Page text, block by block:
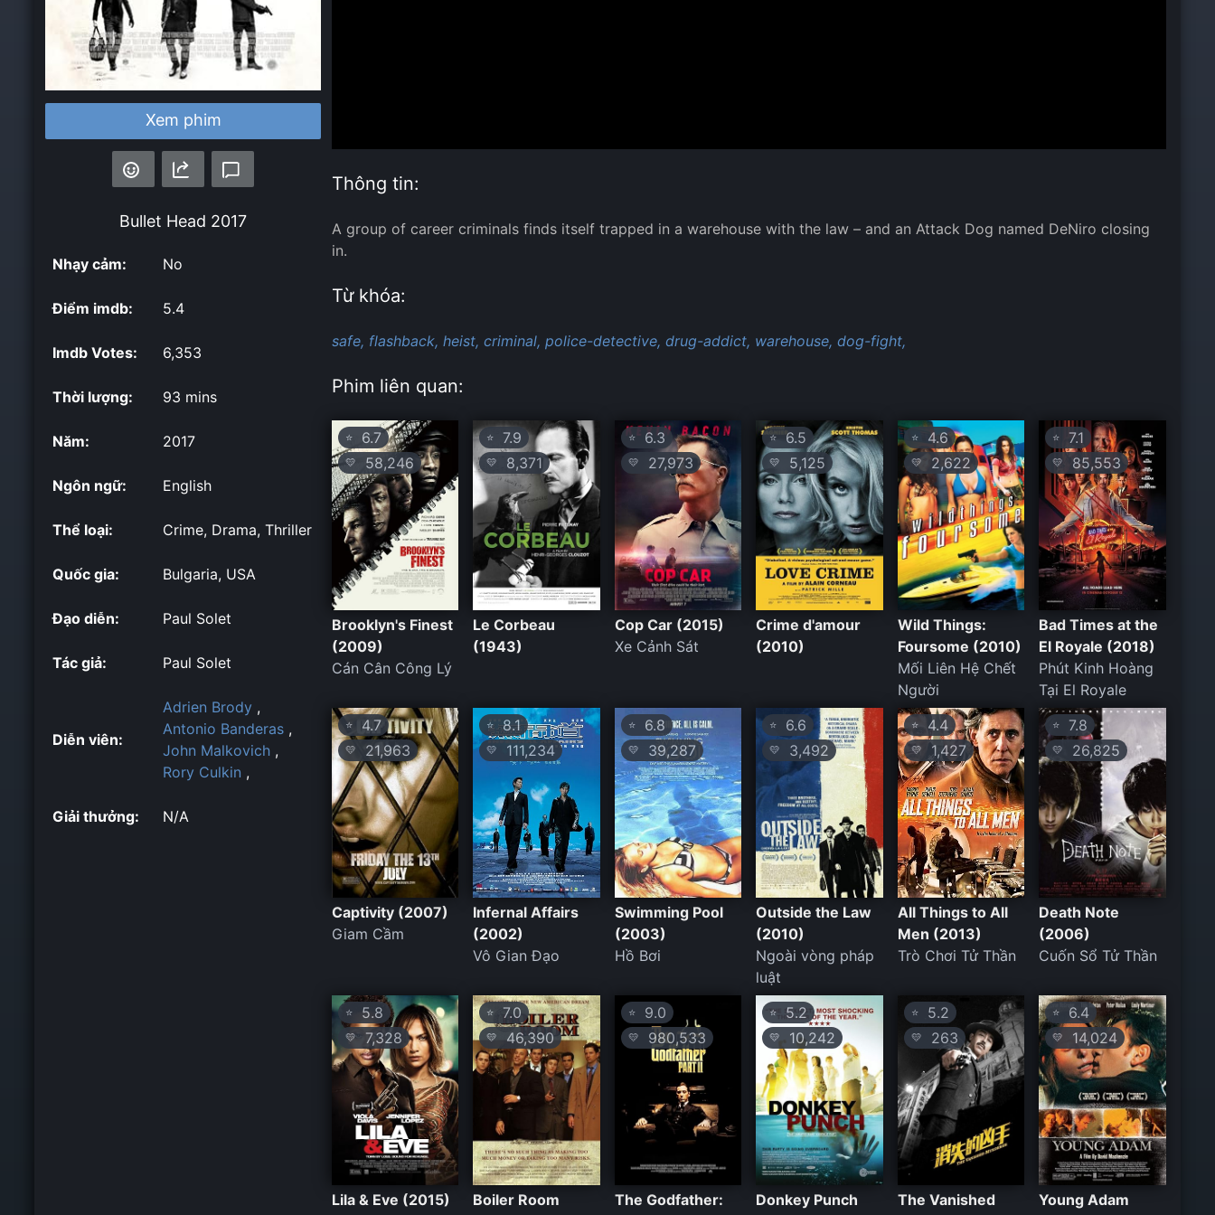
Xem phim
Bullet Head 2017
Nhạy cảm: No
Điểm imdb: 5.4
Imdb Votes: 6,353
Thời lượng: 93 mins
Năm: 2017
Ngôn ngữ: English
Thể loại: Crime, Drama, Thriller
Quốc gia: Bulgaria, USA
Đạo diễn: Paul Solet
Tác giả: Paul Solet
Diễn viên:
Adrien Brody ,
Antonio Banderas ,
John Malkovich ,
Rory Culkin ,
Giải thưởng: N/A
Thông tin:
A group of career criminals finds itself trapped in a warehouse with the law – and an Attack Dog named DeNiro closing
in.
Từ khóa:
safe, flashback, heist, criminal, police-detective, drug-addict, warehouse, dog-fight,
Phim liên quan:
⭐ 6.7
💛 58,246
Brooklyn's Finest
(2009)
Cán Cân Công Lý
⭐ 7.9
💛 8,371
Le Corbeau
(1943)
⭐6.3
💛 27,973
Cop Car (2015)
Xe Cảnh Sát
⭐ 6.5
💛 5,125
Crime d'amour
(2010)
⭐4.6
💛 2,622
Wild Things:
Foursome (2010)
Mối Liên Hệ Chết
Người
⭐ 7.1
💛 85,553
Bad Times at the
El Royale (2018)
Phút Kinh Hoàng
Tại El Royale
⭐ 4.7
💛 21,963
Captivity (2007)
Giam Cầm
⭐ 8.1
💛 111,234
Infernal Affairs
(2002)
Vô Gian Đạo
⭐6.8
💛 39,287
Swimming Pool
(2003)
Hồ Bơi
⭐ 6.6
💛 3,492
Outside the Law
(2010)
Ngoài vòng pháp
luật
⭐4.4
💛 1,427
All Things to All
Men (2013)
Trò Chơi Tử Thần
⭐ 7.8
💛 26,825
Death Note
(2006)
Cuốn Sổ Tử Thần
⭐ 5.8
💛 7,328
Lila & Eve (2015)
⭐ 7.0
💛 46,390
Boiler Room
⭐9.0
💛 980,533
The Godfather:
⭐ 5.2
💛 10,242
Donkey Punch
⭐5.2
💛 263
The Vanished
⭐ 6.4
💛 14,024
Young Adam